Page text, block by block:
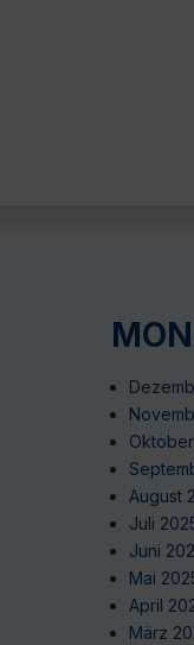
August
Juli
Juni
Mai
April
März